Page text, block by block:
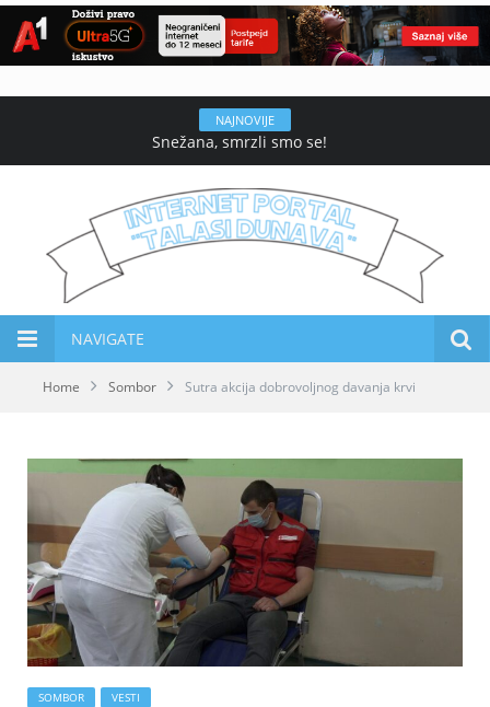
NAJNOVIJE
Snežana, smrzli smo se!
NAVIGATE
Home Sombor Sutra akcija dobrovoljnog davanja krvi
SOMBOR VESTI